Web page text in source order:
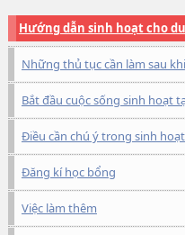
Hướng dẫn sinh hoạt cho
Những thủ tục cần làm sau
Bắt đầu cuộc sống sinh hoạt
Điều cần chú ý trong sinh hoạt
Đăng kí học bổng
Việc làm thêm